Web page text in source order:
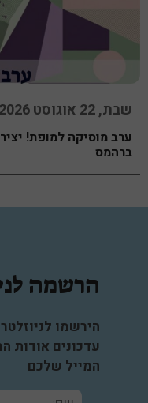
שבת, 22 אוגוסט 2026 בשעה 22:30
ערב מוסיקה למופת!
ברהמס
הרשמה
הירשמו
עדכונים אודות
המייל שלכם